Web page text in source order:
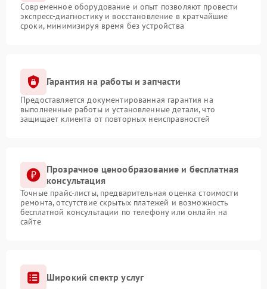
Современное оборудование и опыт позволяют провести
экспресс-диагностику и восстановление в кратчайшие
сроки, минимизируя время без устройства
Гарантия на работы и запчасти
Предоставляется документированная гарантия на
выполненные работы и установленные детали, что
защищает клиента от повторных неисправностей
Прозрачное ценообразование и бесплатная
консультация
Точные прайс-листы, предварительная оценка стоимости
ремонта, отсутствие скрытых платежей и возможность
бесплатной консультации по телефону или онлайн на
сайте
Широкий спектр услуг